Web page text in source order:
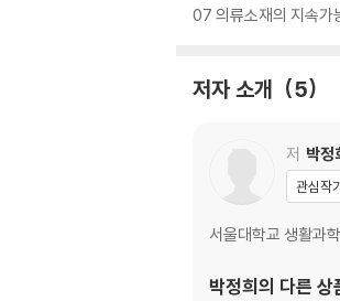
07 의류소재의 지속가
저자 소개 5
저 박정
관심작
서울대학교 생활과
박정희의 다른 상